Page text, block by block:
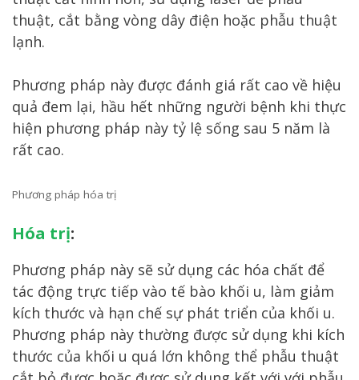
thuật, cắt bằng vòng dây điện hoặc phẫu thuật
lạnh.
Phương pháp này được đánh giá rất cao về hiệu
quả đem lại, hầu hết những người bệnh khi thực
hiện phương pháp này tỷ lệ sống sau 5 năm là
rất cao.
Phương pháp hóa trị
Hóa trị:
Phương pháp này sẽ sử dụng các hóa chất để
tác động trực tiếp vào tế bào khối u, làm giảm
kích thước và hạn chế sự phát triển của khối u.
Phương pháp này thường được sử dụng khi kích
thước của khối u quá lớn không thể phẫu thuật